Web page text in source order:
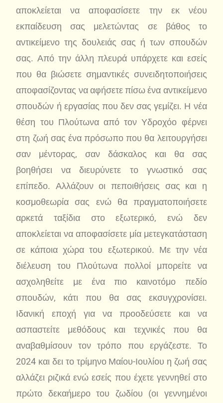
αποκλείεται να αποφασίσετε την εκ νέου
εκπαίδευση σας μελετώντας σε βάθος το
αντικείμενο της δουλειάς σας ή των σπουδών
σας. Από την άλλη πλευρά υπάρχετε και εσείς
που θα βιώσετε σημαντικές συνειδητοποιήσεις
αποφασίζοντας να αφήσετε πίσω ένα αντικείμενο
σπουδών ή εργασίας που δεν σας γεμίζει. Η νέα
θέση του Πλούτωνα από τον Υδροχόο φέρνει
στη ζωή σας ένα πρόσωπο που θα λειτουργήσει
σαν μέντορας, σαν δάσκαλος και θα σας
βοηθήσει να διευρύνετε το γνωστικό σας
επίπεδο. Αλλάζουν οι πεποιθήσεις σας και η
κοσμοθεωρία σας ενώ θα πραγματοποιήσετε
αρκετά ταξίδια στο εξωτερικό, ενώ δεν
αποκλείεται να αποφασίσετε μία μετεγκατάσταση
σε κάποια χώρα του εξωτερικού. Με την νέα
διέλευση του Πλούτωνα πολλοί μπορείτε να
ασχοληθείτε με ένα πιο καινοτόμο πεδίο
σπουδών, κάτι που θα σας εκσυγχρονίσει.
Ιδανική εποχή για να προοδεύσετε και να
ασπαστείτε μεθόδους και τεχνικές που θα
αναβαθμίσουν τον τρόπο που εργάζεστε. Το
2024 και δει το τρίμηνο Μαίου-Ιουλίου η ζωή σας
αλλάζει ριζικά ενώ εσείς που έχετε γεννηθεί στο
πρώτο δεκαήμερο του ζωδίου (οι γεννημένοι